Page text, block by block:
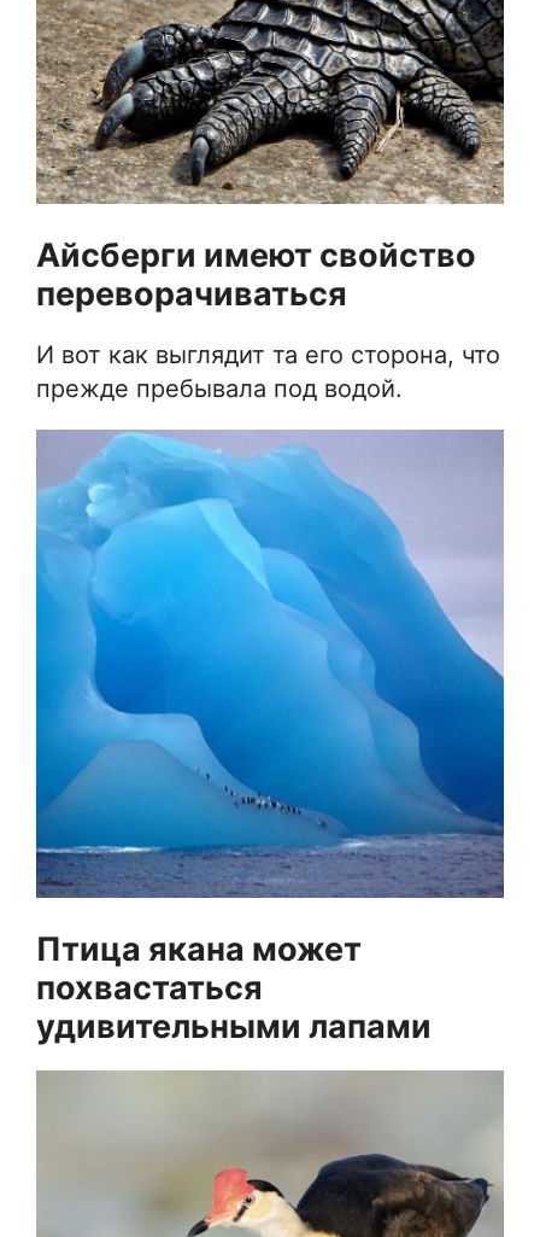
Айсберги имеют свойство
переворачиваться
И вот как выглядит та его сторона, что
прежде пребывала под водой.
Птица якана может
похвастаться
удивительными лапами